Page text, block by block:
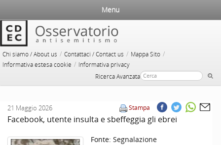
Chi siamo / About us / Contattaci / Contact us / Mappa Sito /
Informativa estesa cookie / Informativa privacy
Ricerca Avanzata
Menu
Stampa
21 Maggio 2026
Facebook, utente insulta e sbeffeggia gli ebrei
Fonte: Segnalazione